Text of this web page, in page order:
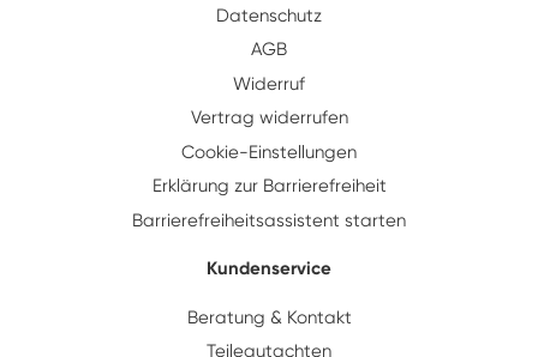
Datenschutz
AGB
Widerruf
Vertrag widerrufen
Cookie-Einstellungen
Erklärung zur Barrierefreiheit
Barrierefreiheitsassistent starten
Kundenservice
Beratung & Kontakt
Teilegutachten